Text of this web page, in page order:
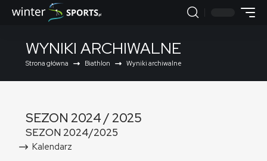
WYNIKI ARCHIWALNE
Strona główna Biathlon Wyniki archiwalne
SEZON 2024 / 2025
SEZON 2024/2025
Kalendarz